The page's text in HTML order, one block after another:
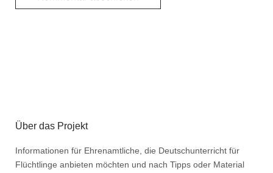
Über das Projekt
Informationen für Ehrenamtliche, die Deutschunterricht für
Flüchtlinge anbieten möchten und nach Tipps oder Material